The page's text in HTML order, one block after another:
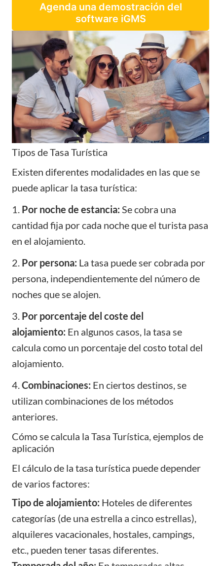
Agenda una demostración del
software iGMS
Tipos de Tasa Turística
Existen diferentes modalidades en las que se
puede aplicar la tasa turística:
1. Por noche de estancia: Se cobra una
cantidad fija por cada noche que el turista pasa
en el alojamiento.
2. Por persona: La tasa puede ser cobrada por
persona, independientemente del número de
noches que se alojen.
3. Por porcentaje del coste del
alojamiento: En algunos casos, la tasa se
calcula como un porcentaje del costo total del
alojamiento.
4.Combinaciones: En ciertos destinos, se
utilizan combinaciones de los métodos
anteriores.
Cómo se calcula la Tasa Turística, ejemplos de
aplicación
El cálculo de la tasa turística puede depender
de varios factores:
Tipo de alojamiento: Hoteles de diferentes
categorías (de una estrella a cinco estrellas),
alquileres vacacionales, hostales, campings,
etc., pueden tener tasas diferentes.